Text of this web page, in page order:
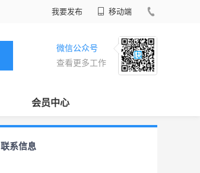
我要发布 移动端
微信公众号
查看更多工作
会员中心
联系信息